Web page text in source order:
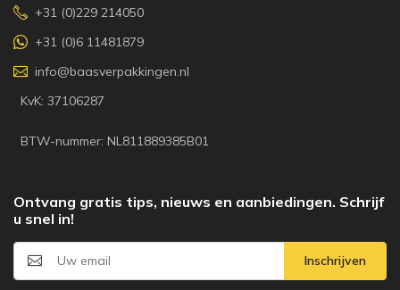
+31 (0)229 214050
+31 (0)6 11481879
info@baasverpakkingen.nl
KvK: 37106287
BTW-nummer: NL811889385B01
Ontvang gratis tips, nieuws en aanbiedingen. Schrijf
u snel in!
Inschrijven